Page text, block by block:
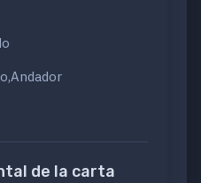
de la carta